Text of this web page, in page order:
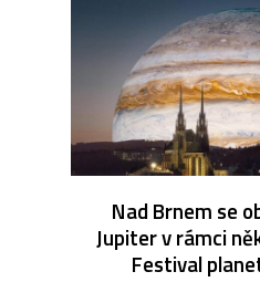
Nad Brnem se
Jupiter v rámci
Festival